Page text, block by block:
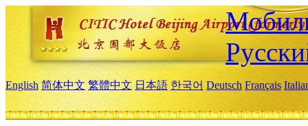
English 简体中文 繁體中文 日本語 한국어 Deutsch Français